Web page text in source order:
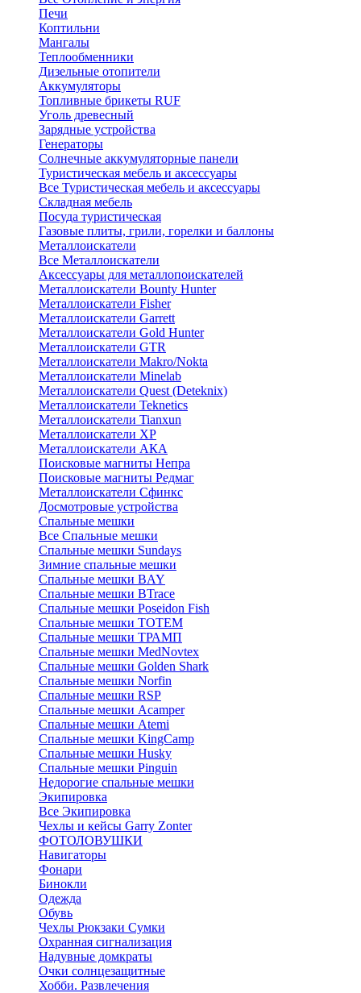
Печи
Коптильни
Мангалы
Теплообменники
Дизельные отопители
Аккумуляторы
Топливные брикеты RUF
Уголь древесный
Зарядные устройства
Генераторы
Солнечные аккумуляторные панели
Туристическая мебель и аксессуары
Все Туристическая мебель и аксессуары
Складная мебель
Посуда туристическая
Газовые плиты, грили, горелки и баллоны
Металлоискатели
Все Металлоискатели
Аксессуары для металлопоискателей
Металлоискатели Bounty Hunter
Металлоискатели Fisher
Металлоискатели Garrett
Металлоискатели Gold Hunter
Металлоискатели GTR
Металлоискатели Makro/Nokta
Металлоискатели Minelab
Металлоискатели Quest (Deteknix)
Металлоискатели Teknetics
Металлоискатели Tianxun
Металлоискатели XP
Металлоискатели АКА
Поисковые магниты Непра
Поисковые магниты Редмаг
Металлоискатели Сфинкс
Досмотровые устройства
Спальные мешки
Все Спальные мешки
Спальные мешки Sundays
Зимние спальные мешки
Спальные мешки BAY
Спальные мешки BTrace
Спальные мешки Poseidon Fish
Спальные мешки ТОТЕМ
Спальные мешки ТРАМП
Cпальные мешки MedNovtex
Спальные мешки Golden Shark
Спальные мешки Norfin
Спальные мешки RSP
Спальные мешки Acamper
Спальные мешки Atemi
Спальные мешки KingCamp
Спальные мешки Husky
Спальные мешки Pinguin
Недорогие спальные мешки
Экипировка
Все Экипировка
Чехлы и кейсы Garry Zonter
ФОТОЛОВУШКИ
Навигаторы
Фонари
Бинокли
Одежда
Обувь
Чехлы Рюкзаки Сумки
Охранная сигнализация
Надувные домкраты
Очки солнцезащитные
Хобби. Развлечения